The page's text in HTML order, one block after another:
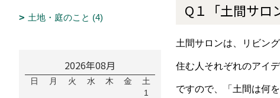
Q１「土間サロ
土間サロンは、リビン
住む人それぞれのアイ
ですので、「土間は何
土地・庭のこと (4)
2026年08月
日 月 火 水 木 金
土
1